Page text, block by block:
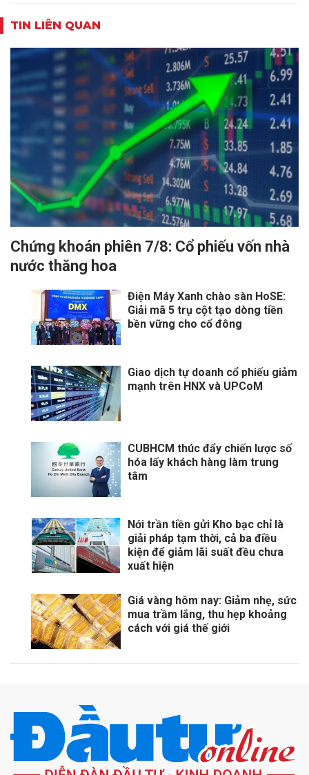
TIN LIÊN QUAN
Chứng khoán phiên 7/8: Cổ phiếu vốn nhà
nước thăng hoa
Điện Máy Xanh chào sàn HoSE:
Giải mã 5 trụ cột tạo dòng tiền
bền vững cho cổ đông
Giao dịch tự doanh cổ phiếu giảm
mạnh trên HNX và UPCoM
CUBHCM thúc đẩy chiến lược số
hóa lấy khách hàng làm trung
tâm
Nới trần tiền gửi Kho bạc chỉ là
giải pháp tạm thời, cả ba điều
kiện để giảm lãi suất đều chưa
xuất hiện
Giá vàng hôm nay: Giảm nhẹ, sức
mua trầm lắng, thu hẹp khoảng
cách với giá thế giới